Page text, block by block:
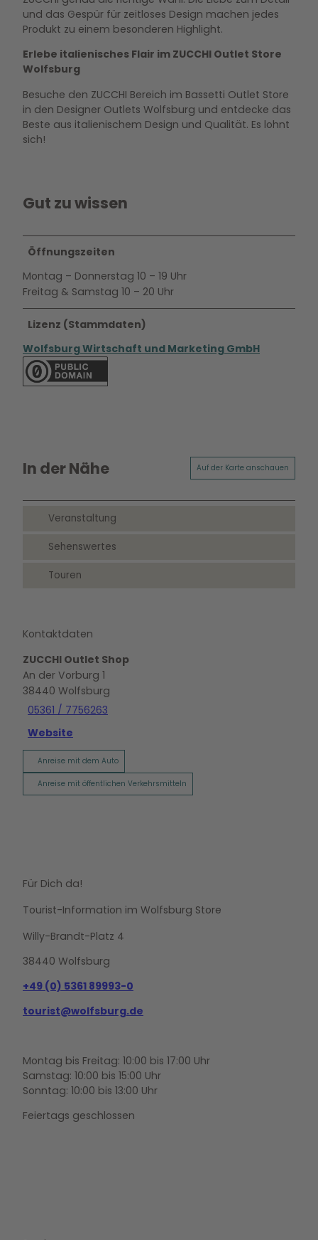
und das Gespür für zeitloses Design machen jedes
Produkt zu einem besonderen Highlight.
Erlebe italienisches Flair im ZUCCHI Outlet Store
Wolfsburg
Besuche den ZUCCHI Bereich im Bassetti Outlet Store
in den Designer Outlets Wolfsburg und entdecke das
Beste aus italienischem Design und Qualität. Es lohnt
sich!
Gut zu wissen
Öffnungszeiten
Montag – Donnerstag 10 – 19 Uhr
Freitag & Samstag 10 – 20 Uhr
Lizenz (Stammdaten)
Wolfsburg Wirtschaft und Marketing GmbH
In der Nähe Auf der Karte anschauen
Veranstaltung
Sehenswertes
Touren
Kontaktdaten
ZUCCHI Outlet Shop
An der Vorburg 1
38440 Wolfsburg
05361 / 7756263
Website
Anreise mit dem Auto
Anreise mit öffentlichen Verkehrsmitteln
Für Dich da!
Tourist-Information im Wolfsburg Store
Willy-Brandt-Platz 4
38440 Wolfsburg
+49 (0) 5361 89993-0
tourist@wolfsburg.de
Montag bis Freitag: 10:00 bis 17:00 Uhr
Samstag: 10:00 bis 15:00 Uhr
Sonntag: 10:00 bis 13:00 Uhr
Feiertags geschlossen